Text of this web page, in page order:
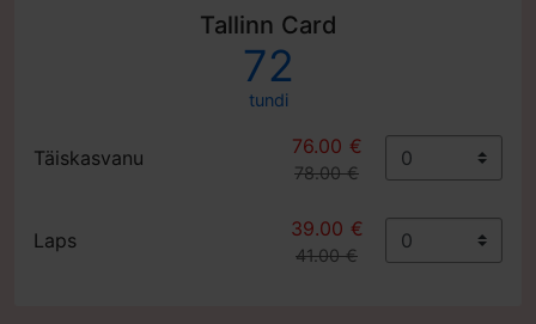
Tallinn Card
72
tundi
Täiskasvanu
76.00 €
78.00 €
Laps
39.00 €
41.00 €